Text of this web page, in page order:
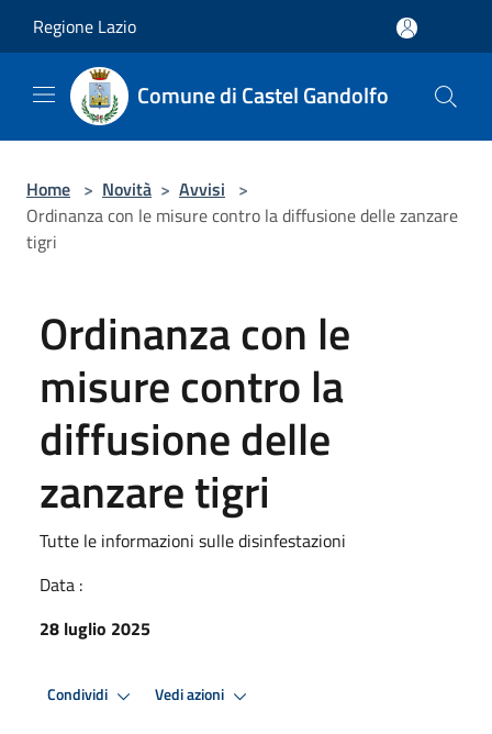
Regione Lazio
Comune di Castel Gandolfo
Home > Novità > Avvisi >
Ordinanza con le misure contro la diffusione delle zanzare
tigri
Ordinanza con le
misure contro la
diffusione delle
zanzare tigri
Tutte le informazioni sulle disinfestazioni
Data :
28 luglio 2025
Condividi Vedi azioni